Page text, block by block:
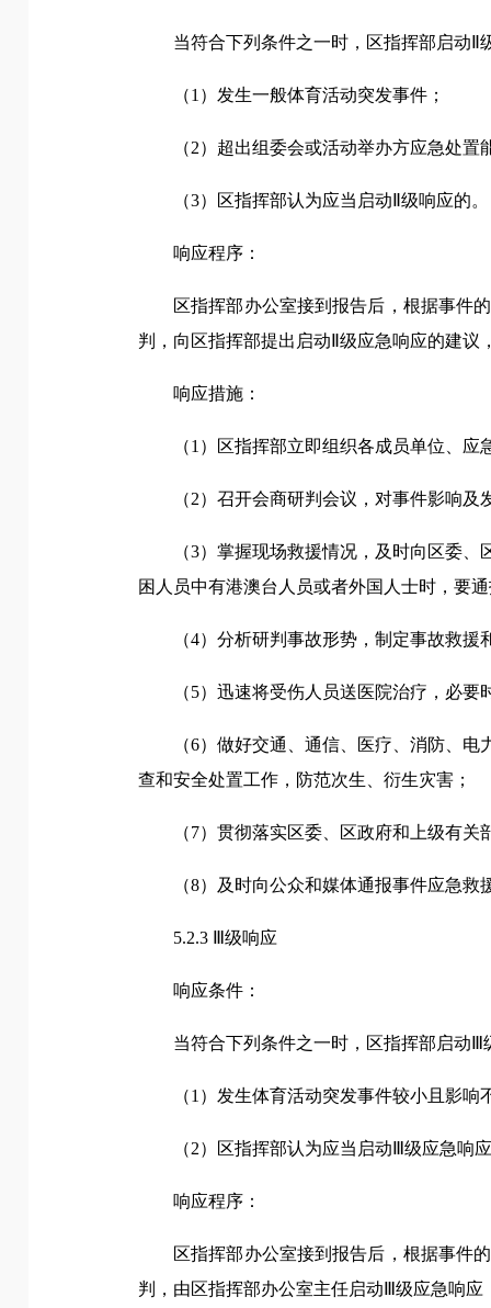
当符合下列条件之一时，区指挥部启动Ⅱ
（1）发生一般体育活动突发事件；
（2）超出组委会或活动举办方应急处置
（3）区指挥部认为应当启动Ⅱ级响应的。
响应程序：
区指挥部办公室接到报告后，根据事件
判，向区指挥部提出启动Ⅱ级应急响应的建
响应措施：
（1）区指挥部立即组织各成员单位、
（2）召开会商研判会议，对事件影响
（3）掌握现场救援情况，及时向区委
困人员中有港澳台人员或者外国人士时，要
（4）分析研判事故形势，制定事故救
（5）迅速将受伤人员送医院治疗，必
（6）做好交通、通信、医疗、消防、
查和安全处置工作，防范次生、衍生灾害；
（7）贯彻落实区委、区政府和上级有
（8）及时向公众和媒体通报事件应急
5.2.3 Ⅲ级响应
响应条件：
当符合下列条件之一时，区指挥部启动Ⅲ
（1）发生体育活动突发事件较小且影
（2）区指挥部认为应当启动Ⅲ级应急响
响应程序：
区指挥部办公室接到报告后，根据事件
判，由区指挥部办公室主任启动Ⅲ级应急响应